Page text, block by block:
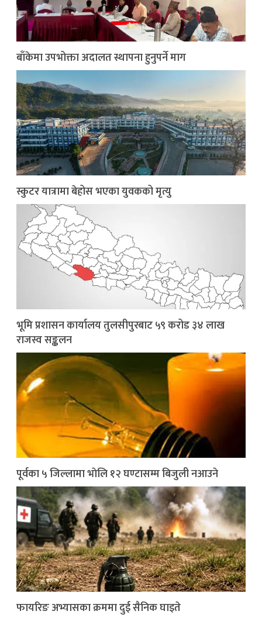
बाँकेमा उपभोक्ता अदालत स्थापना हुनुपर्ने माग
स्कुटर यात्रामा बेहोस भएका युवकको मृत्यु
भूमि प्रशासन कार्यालय तुलसीपुरबाट ५९ करोड ३४ लाख
राजस्व सङ्कलन
पूर्वका ५ जिल्लामा भाेलि १२ घण्टासम्म बिजुली नआउने
फायरिङ अभ्यासका क्रममा दुई सैनिक घाइते